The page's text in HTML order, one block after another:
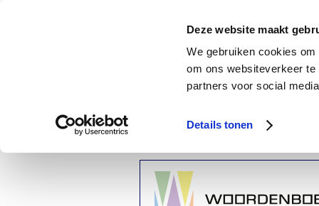
Deze website maakt
We gebruiken cookies
om ons websiteverkeer
partners voor social
Details tonen